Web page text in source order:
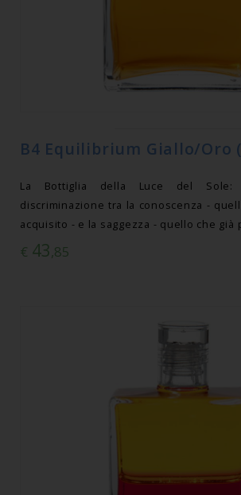
B4 Equilibrium Giallo/Oro
La Bottiglia della Luce del Sole:
discriminazione tra la conoscenza -
acquisito - e la saggezza - quello che già
€ 43,85